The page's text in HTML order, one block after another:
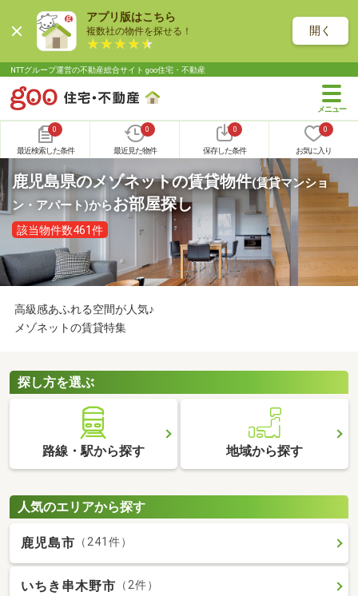
アプリ版はこちら
複数社の物件を探せる！ 開く
NTTグループ運営の不動産総合サイト goo住宅・不動産
0
最近検索した条件
0
最近見た物件
0
保存した条件
0
お気に入り
鹿児島県のメゾネットの賃貸物件(賃貸マンショ
ン・アパート)からお部屋探し
該当物件数461件
高級感あふれる空間が人気♪
メゾネットの賃貸特集
探し方を選ぶ
路線・駅から探す 地域から探す
人気のエリアから探す
鹿児島市 （241件）
いちき串木野市 （2件）